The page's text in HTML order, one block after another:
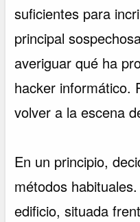
suficientes para
principal
averiguar qué ha
hacker informático.
volver a la escena
En un principio,
métodos
edificio, situada